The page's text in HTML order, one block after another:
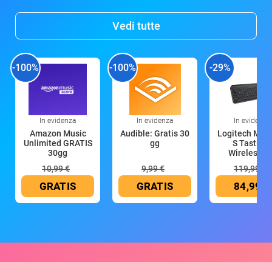
Vedi tutte
-100%
In evidenza
Amazon Music
Unlimited GRATIS
30gg
10,99 €
GRATIS
-100%
In evidenza
Audible: Gratis 30
gg
9,99 €
GRATIS
-29%
In evidenza
Logitech MX
S Tastiera
Wireless
119,99 €
84,99 €